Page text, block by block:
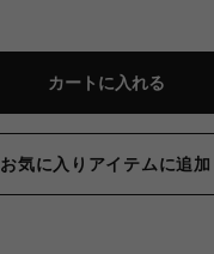
カートに入れる
お気に入りアイテムに追加